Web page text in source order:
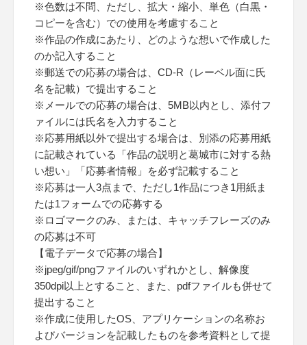
※色数は不問、ただし、拡大・縮小、単色（白黒・
コピーを含む）での使用を考慮すること
※作品の作成にあたり、どのような想いで作成した
のか記入すること
※郵送での応募の場合は、CD-R（レーベル面に氏
名を記載）で提出すること
※メールでの応募の場合は、5MB以内とし、添付フ
ァイルには氏名を入力すること
※応募用紙以外で提出する場合は、別添の応募用紙
に記載されている「作品の説明と葛城市に対する熱
い想い」「応募者情報」を必ず記載すること
※応募は一人3点まで、ただし1作品につき1用紙ま
たは1フォームでの応募する
※ロゴマークのみ、または、キャッチフレーズのみ
の応募は不可
【電子データで応募の場合】
※jpeg/gif/pngファイルのいずれかとし、解像度
350dpi以上とすること、また、pdfファイルも併せて
提出すること
※作成に使用したOS、アプリケーションの名称お
よびバージョンを記載したものを参考資料として提